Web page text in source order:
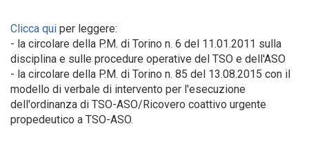
Clicca qui per leggere:
- la circolare della P.M. di Torino n. 6 del 11.01.2011 sulla
disciplina e sulle procedure operative del TSO e dell'ASO
- la circolare della P.M. di Torino n. 85 del 13.08.2015 con il
modello di verbale di intervento per l'esecuzione
dell'ordinanza di TSO-ASO/Ricovero coattivo urgente
propedeutico a TSO-ASO.